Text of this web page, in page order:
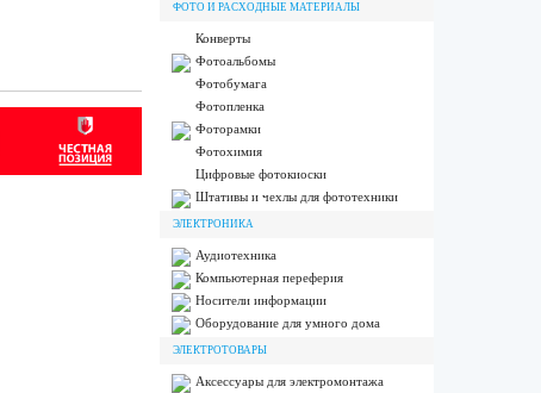
ФОТО И РАСХОДНЫЕ МАТЕРИАЛЫ
Конверты
Фотоальбомы
Фотобумага
Фотопленка
Фоторамки
Фотохимия
Цифровые фотокиоски
Штативы и чехлы для фототехники
ЭЛЕКТРОНИКА
Аудиотехника
Компьютерная переферия
Носители информации
Оборудование для умного дома
ЭЛЕКТРОТОВАРЫ
Аксессуары для электромонтажа